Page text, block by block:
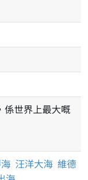
係世界上最大嘅
汪洋大海 維德